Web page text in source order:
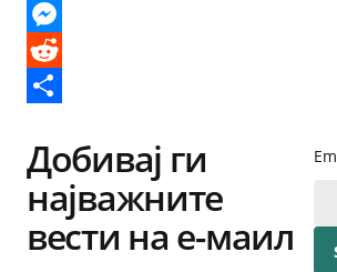
X
Messenger
Reddit
Добивај ги
најважните
вести на е-маил